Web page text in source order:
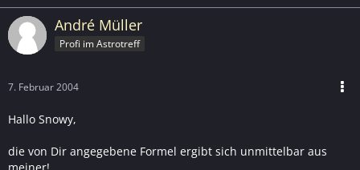
André Müller
Profi im Astrotreff
7. Februar 2004
Hallo Snowy,
die von Dir angegebene Formel ergibt sich unmittelbar aus